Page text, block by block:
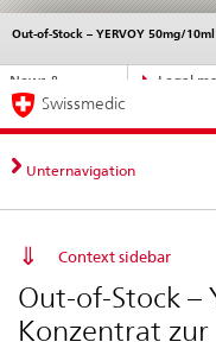
Direct
navigation:
news,
matters,
News &
Legal
Out-of-Stock – YERVOY 50mg/
Languages
Service
Main
Navigation
Swissmedic
Unternavigation
Context sidebar
Out-of-Stock –
Konzentrat